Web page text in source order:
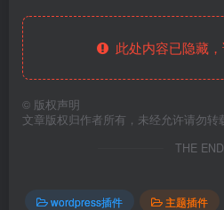
此处内容已隐藏，
© 版权声明
文章版权归作者所有，未经允许请勿转
THE END
wordpress插件 主题插件